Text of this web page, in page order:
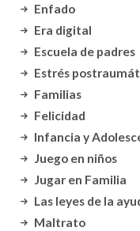
Enfado
Era digital
Escuela de padres
Estrés
Familias
Felicidad
Infancia y
Juego en niños
Jugar en Familia
Las leyes de la
Maltrato